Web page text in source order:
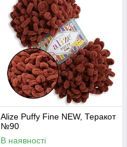
Alize Puffy Fine NEW, Теракот
№90
В наявності